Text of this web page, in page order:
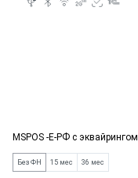
MSPOS -Е-РФ с эквайрингом
Без ФН 15 мес 36 мес